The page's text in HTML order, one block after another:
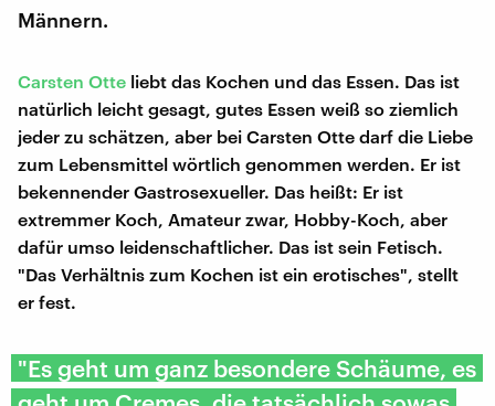
Männern.
Carsten Otte liebt das Kochen und das Essen. Das ist
natürlich leicht gesagt, gutes Essen weiß so ziemlich
jeder zu schätzen, aber bei Carsten Otte darf die Liebe
zum Lebensmittel wörtlich genommen werden. Er ist
bekennender Gastrosexueller. Das heißt: Er ist
extremmer Koch, Amateur zwar, Hobby-Koch, aber
dafür umso leidenschaftlicher. Das ist sein Fetisch.
"Das Verhältnis zum Kochen ist ein erotisches", stellt
er fest.
"Es geht um ganz besondere Schäume, es